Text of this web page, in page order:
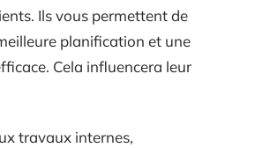
Ils vous permettent de
planification et une
Cela influencera leur
travaux internes,